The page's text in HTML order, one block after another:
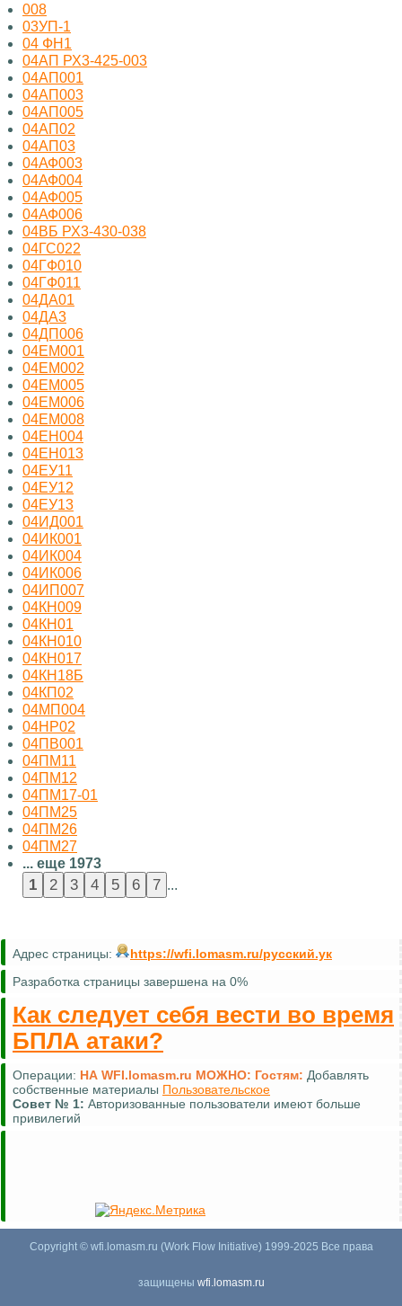
008
03УП-1
04 ФН1
04АП РХ3-425-003
04АП001
04АП003
04АП005
04АП02
04АП03
04АФ003
04АФ004
04АФ005
04АФ006
04ВБ РХ3-430-038
04ГС022
04ГФ010
04ГФ011
04ДА01
04ДА3
04ДП006
04ЕМ001
04ЕМ002
04ЕМ005
04ЕМ006
04ЕМ008
04ЕН004
04ЕН013
04ЕУ11
04ЕУ12
04ЕУ13
04ИД001
04ИК001
04ИК004
04ИК006
04ИП007
04КН009
04КН01
04КН010
04КН017
04КН18Б
04КП02
04МП004
04НР02
04ПВ001
04ПМ11
04ПМ12
04ПМ17-01
04ПМ25
04ПМ26
04ПМ27
... еще 1973
...
Адрес страницы:
https://wfi.lomasm.ru/русский.ук
Разработка страницы завершена на 0%
Как следует себя вести во время
БПЛА атаки?
Операции: НА WFI.lomasm.ru МОЖНО: Гостям: Добавлять
собственные материалы Пользовательское
Совет № 1: Авторизованные пользователи имеют больше
привилегий
Copyright © wfi.lomasm.ru (Work Flow Initiative) 1999-2025 Все права
защищены wfi.lomasm.ru